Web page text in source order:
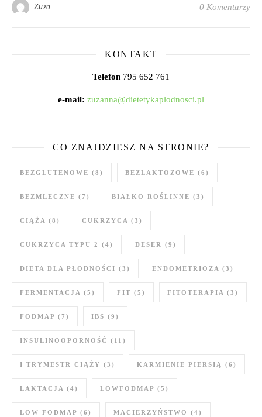
Zuza 0 Komentarzy
KONTAKT
Telefon 795 652 761
e-mail: zuzanna@dietetykaplodnosci.pl
CO ZNAJDZIESZ NA STRONIE?
BEZGLUTENOWE (8) BEZLAKTOZOWE (6)
BEZMLECZNE (7) BIAŁKO ROŚLINNE (3)
CIĄŻA (8) CUKRZYCA (3)
CUKRZYCA TYPU 2 (4) DESER (9)
DIETA DLA PŁODNOŚCI (3) ENDOMETRIOZA (3)
FERMENTACJA (5) FIT (5) FITOTERAPIA (3)
FODMAP (7) IBS (9)
INSULINOOPORNOŚĆ (11)
I TRYMESTR CIĄŻY (3) KARMIENIE PIERSIĄ (6)
LAKTACJA (4) LOWFODMAP (5)
LOW FODMAP (6) MACIERZYŃSTWO (4)